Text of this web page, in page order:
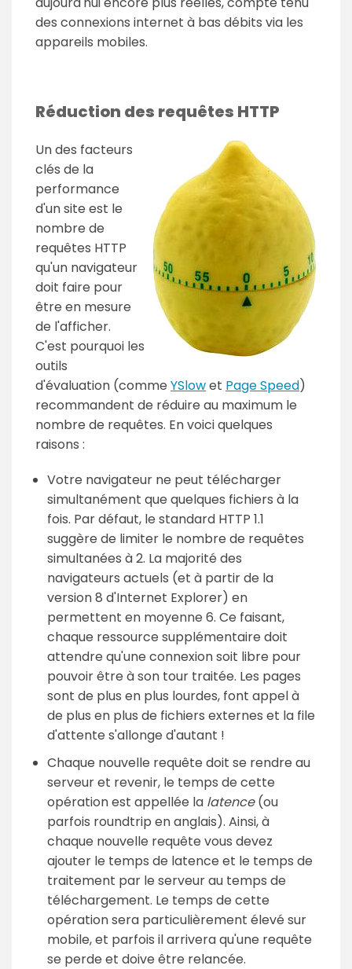
des connexions internet à bas débits via les
appareils mobiles.
Réduction des requêtes HTTP
Un des facteurs
clés de la
performance
d'un site est le
nombre de
requêtes HTTP
qu'un navigateur
doit faire pour
être en mesure
de l'afficher.
C'est pourquoi les
outils
d'évaluation (comme YSlowet Page Speed)
recommandent de réduire au maximum le
nombre de requêtes. En voici quelques
raisons :
Votre navigateur ne peut télécharger
simultanément que quelques fichiers à la
fois. Par défaut, le standard HTTP 1.1
suggère de limiter le nombre de requêtes
simultanées à 2. La majorité des
navigateurs actuels (et à partir de la
version 8 d'Internet Explorer) en
permettent en moyenne 6. Ce faisant,
chaque ressource supplémentaire doit
attendre qu'une connexion soit libre pour
pouvoir être à son tour traitée. Les pages
sont de plus en plus lourdes, font appel à
de plus en plus de fichiers externes et la file
d'attente s'allonge d'autant !
Chaque nouvelle requête doit se rendre au
serveur et revenir, le temps de cette
opération est appellée la latence(ou
parfois roundtrip en anglais). Ainsi, à
chaque nouvelle requête vous devez
ajouter le temps de latence et le temps de
traitement par le serveur au temps de
téléchargement. Le temps de cette
opération sera particulièrement élevé sur
mobile, et parfois il arrivera qu'une requête
se perde et doive être relancée.